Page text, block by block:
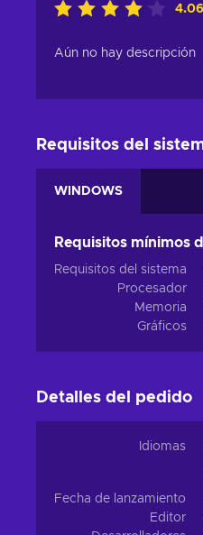
4.06
Aún no hay descripción
Requisitos del
WINDOWS
Requisitos mínimos
Requisitos del sistema
Procesador
Memoria
Gráficos
Detalles del pedido
Idiomas
Fecha de lanzamiento
Editor